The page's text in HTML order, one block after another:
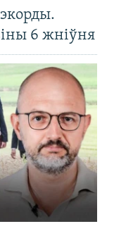
6 жніўня